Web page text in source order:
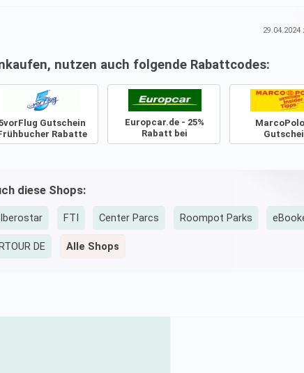
29.04.2024
nutzen auch folgende Rabattcodes:
Gutschein
Rabatte
Europcar.de - 25%
Rabatt bei
Sofortzahlung
diese Shops:
Iberostar FTI Center Parcs Roompot Parks
DE Alle Shops